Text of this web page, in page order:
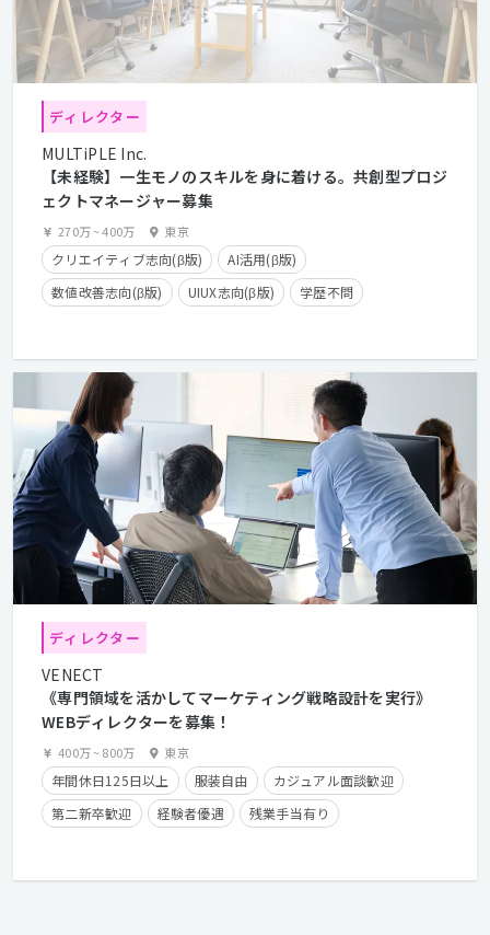
ディレクター
MULTiPLE Inc.
【未経験】一生モノのスキルを身に着ける。共創型プロジ
ェクトマネージャー募集
270万~400万 東京
クリエイティブ志向(β版)
AI活用(β版)
数値改善志向(β版)
UIUX志向(β版)
学歴不問
残業少なめ
残業手当有り 住宅手当有り
副業OK
フレックスタイム制
経験者優遇
カジュアル面談歓迎
クライアントとの直接取引多数
ディレクター
VENECT
《専門領域を活かしてマーケティング戦略設計を実行》
WEBディレクターを募集！
400万~800万 東京
年間休日125日以上 服装自由
カジュアル面談歓迎
第二新卒歓迎
経験者優遇
残業手当有り
クライアントとの直接取引多数